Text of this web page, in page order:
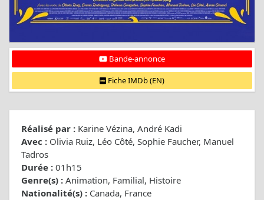
Bande-annonce
Fiche IMDb (EN)
Réalisé par : Karine Vézina, André Kadi
Avec : Olivia Ruiz, Léo Côté, Sophie Faucher, Manuel
Tadros
Durée : 01h15
Genre(s) : Animation, Familial, Histoire
Nationalité(s) : Canada, France